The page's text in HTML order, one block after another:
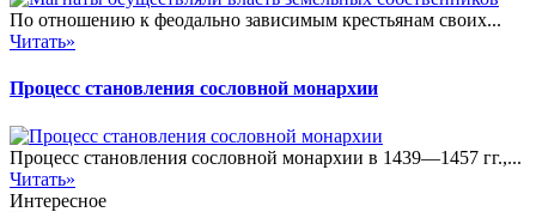
По отношению к феодально зависимым крестьянам своих...
Читать»
Процесс становления сословной монархии
Процесс становления сословной монархии в 1439—1457 гг.,...
Читать»
Интересное